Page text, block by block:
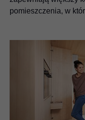
pomieszczenia, w